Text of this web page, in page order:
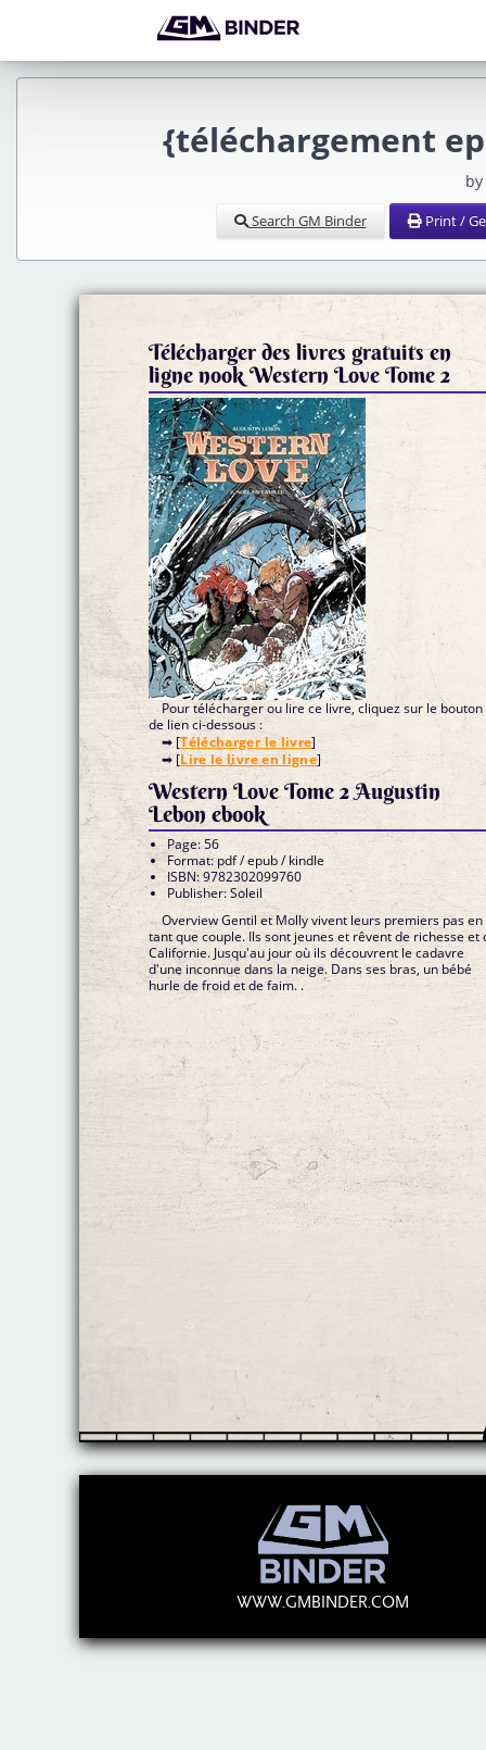
{téléchargement
Search GM Binder Print /
Télécharger des livres gratuits en
ligne nook Western Love Tome 2
Pour télécharger ou lire ce livre, cliquez sur le bouton
de lien ci-dessous :
➡ [Télécharger le livre]
➡ [Lire le livre en ligne]
Western Love Tome 2 Augustin
Lebon ebook
Page: 56
Format: pdf / epub / kindle
ISBN: 9782302099760
Publisher: Soleil
Overview Gentil et Molly vivent leurs premiers pas en
tant que couple. Ils sont jeunes et rêvent de richesse et
Californie. Jusqu'au jour où ils découvrent le cadavre
d'une inconnue dans la neige. Dans ses bras, un bébé
hurle de froid et de faim. .
WWW.GMBINDER.COM